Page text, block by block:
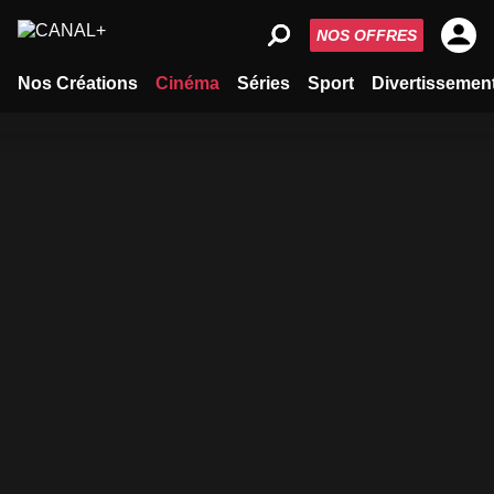
Nos Créations Cinéma Séries Sport
NOS OFFRES